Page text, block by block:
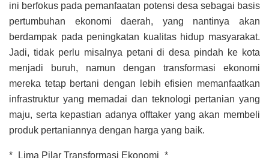
ini berfokus pada pemanfaatan potensi desa sebagai basis
pertumbuhan ekonomi daerah, yang nantinya akan
berdampak pada peningkatan kualitas hidup masyarakat.
Jadi, tidak perlu misalnya petani di desa pindah ke kota
menjadi buruh, namun dengan transformasi ekonomi
mereka tetap bertani dengan lebih efisien memanfaatkan
infrastruktur yang memadai dan teknologi pertanian yang
maju, serta kepastian adanya offtaker yang akan membeli
produk pertaniannya dengan harga yang baik.
*_Lima Pilar Transformasi Ekonomi_*